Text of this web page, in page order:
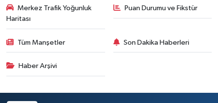
Merkez Trafik Yoğunluk
Haritası
Puan Durumu ve Fikstür
Tüm Manşetler Son Dakika Haberleri
Haber Arşivi